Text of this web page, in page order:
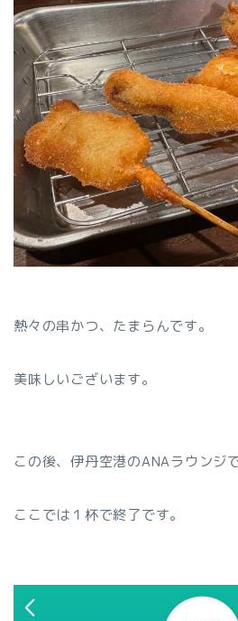
熱々の串かつ、たまらんです。
美味しいございます。
この後、伊丹空港のANAラウンジ
ここでは１杯で終了です。